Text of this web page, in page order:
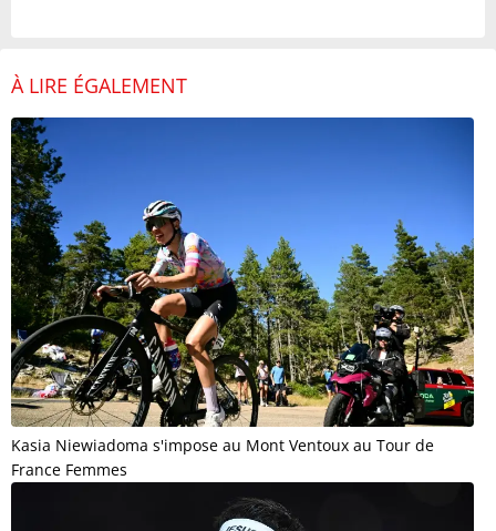
À LIRE ÉGALEMENT
Kasia Niewiadoma s'impose au Mont Ventoux au Tour de
France Femmes